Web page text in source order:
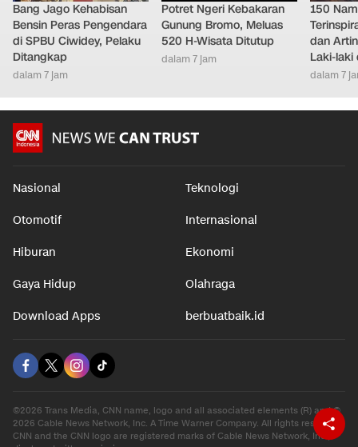
Bang Jago Kehabisan
Bensin Peras Pengendara
di SPBU Ciwidey, Pelaku
Ditangkap
dalam 7 jam
Potret Ngeri Kebakaran
Gunung Bromo, Meluas
520 H-Wisata Ditutup
dalam 7 jam
150
dan
Laki-laki
dalam 7
Nasional Teknologi
Otomotif Internasional
Hiburan Ekonomi
Gaya Hidup Olahraga
Download Apps berbuatbaik.id
©2026 Trans Media, CNN name, logo and all associated elements (R) and ©
2026 Cable News Network, Inc. A Time Warner Company. All rights reserved.
CNN and the CNN logo are registered marks of Cable News Network, Inc.,